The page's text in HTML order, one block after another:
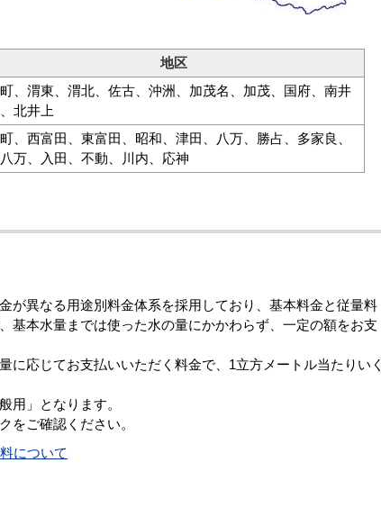
地区
、渭東、渭北、佐古、沖洲、加茂名、加茂、国府、南井
、北井上
、西富田、東富田、昭和、津田、八万、勝占、多家良、
八万、入田、不動、川内、応神
が異なる用途別料金体系を採用しており、基本料金と従量料
基本水量までは使った水の量にかかわらず、一定の額をお支
応じてお支払いいただく料金で、1立方メートル当たりいく
用」となります。
をご確認ください。
について